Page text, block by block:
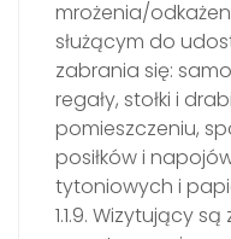
mrożenia/
służącym do
zabrania się:
regały, stołki i
pomieszczeniu,
posiłków i
tytoniowych i
1.1.9. Wizytujący